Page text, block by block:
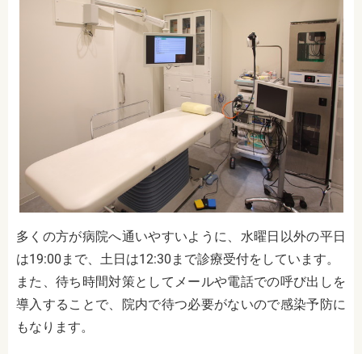
多くの方が病院へ通いやすいように、水曜日以外の平日
は19:00まで、土日は12:30まで診療受付をしています。
また、待ち時間対策としてメールや電話での呼び出しを
導入することで、院内で待つ必要がないので感染予防に
もなります。